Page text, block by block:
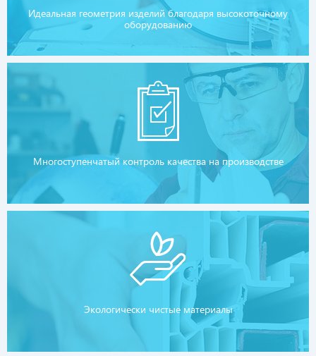
Идеальная геометрия изделий благодаря высокоточному
оборудованию
Многоступенчатый контроль качества на производстве
Экологически чистые материалы